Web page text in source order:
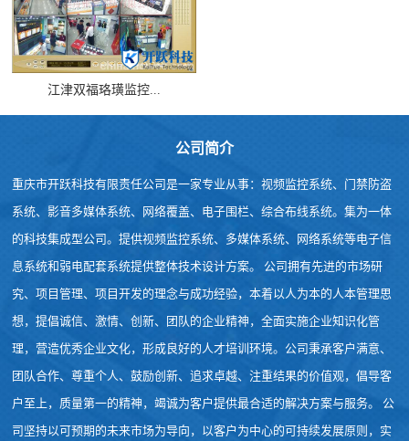
江津双福珞璜监控...
公司简介
重庆市开跃科技有限责任公司是一家专业从事：视频监控系统、门禁防盗
系统、影音多媒体系统、网络覆盖、电子围栏、综合布线系统。集为一体
的科技集成型公司。提供视频监控系统、多媒体系统、网络系统等电子信
息系统和弱电配套系统提供整体技术设计方案。 公司拥有先进的市场研
究、项目管理、项目开发的理念与成功经验，本着以人为本的人本管理思
想，提倡诚信、激情、创新、团队的企业精神，全面实施企业知识化管
理，营造优秀企业文化，形成良好的人才培训环境。公司秉承客户满意、
团队合作、尊重个人、鼓励创新、追求卓越、注重结果的价值观，倡导客
户至上，质量第一的精神，竭诚为客户提供最合适的解决方案与服务。 公
司坚持以可预期的未来市场为导向，以客户为中心的可持续发展原则，实